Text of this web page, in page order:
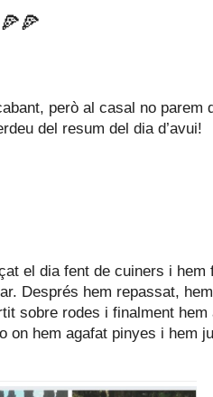
però al casal no parem
del resum del dia d’avui!
el dia fent de cuiners i hem
Després hem repassat,
sobre rodes i finalment hem
on hem agafat pinyes i hem